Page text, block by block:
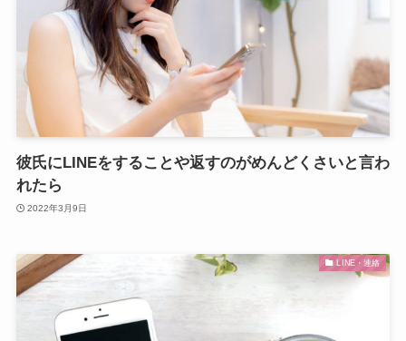
彼氏にLINEをすることや返すのがめんどくさいと言わ
れたら
2022年3月9日
LINE・連絡